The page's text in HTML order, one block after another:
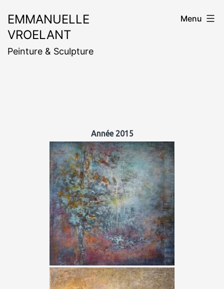
au
contenu
EMMANUELLE
VROELANT
Peinture & Sculpture
Menu
Année 2015